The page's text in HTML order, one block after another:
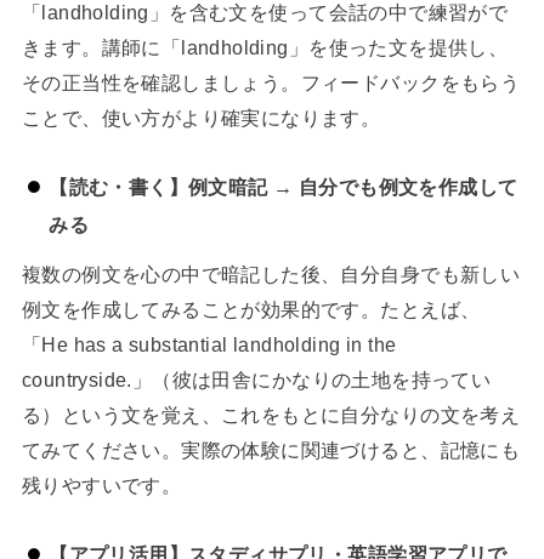
「landholding」を含む文を使って会話の中で練習がで
きます。講師に「landholding」を使った文を提供し、
その正当性を確認しましょう。フィードバックをもらう
ことで、使い方がより確実になります。
【読む・書く】例文暗記 → 自分でも例文を作成して
みる
複数の例文を心の中で暗記した後、自分自身でも新しい
例文を作成してみることが効果的です。たとえば、
「He has a substantial landholding in the
countryside.」（彼は田舎にかなりの土地を持ってい
る）という文を覚え、これをもとに自分なりの文を考え
てみてください。実際の体験に関連づけると、記憶にも
残りやすいです。
【アプリ活用】スタディサプリ・英語学習アプリで